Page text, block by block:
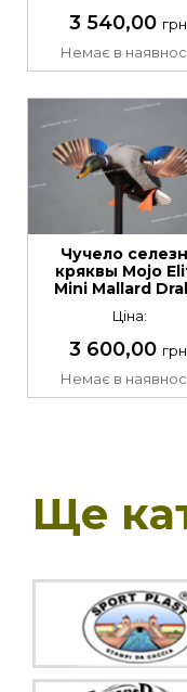
3 540,00
Немає в
Чучело
кряквы Mojo
Mini Mallard
Ціна:
3 600,00 грн.
Немає в
Ще